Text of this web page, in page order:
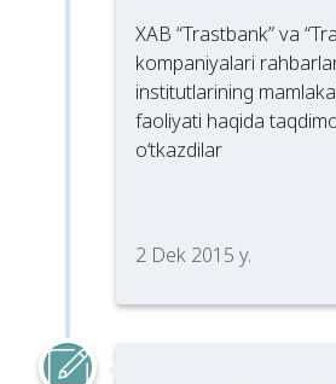
XAB “Trastbank” va
kompaniyalari
institutlarining
faoliyati haqida
o‘tkazdilar
2 Dek 2015 y.